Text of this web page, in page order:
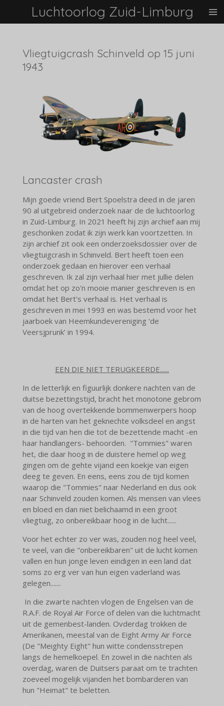
hoofdinhoud
Luchtoorlog Zuid-Limburg
Vliegtuigcrash Schinveld op 15 juni
1943
Lancaster crash
Mijn goede vriend Bert Spoelstra deed in de jaren
90 al uitgebreid onderzoek naar de de luchtoorlog
in Zuid-Limburg. In 2021 heeft hij zijn archief aan mij
geschonken zodat ik zijn werk kan voortzetten. In
zijn archief zit ook een onderzoeksdossier over de
vliegtuigcrash in Schinveld. Bert heeft toen een
onderzoek gedaan en hierover een verhaal
geschreven. Ik zal zijn verhaal hier met jullie delen
omdat het op zo'n mooie manier geschreven is en
omdat het Bert's verhaal is. Het verhaal is
geschreven in mei 1993 en was bestemd voor het
jaarboek van Heemkundevereniging ‘de
Veersjprunk’ in 1994.
EEN DIE NIET TERUGKEERDE......
In de letterlijk en figuurlijk donkere nachten van de
duitse bezettingstijd, bracht het monotone gebrom
van de hoog overtekkende bommenwerpers hoop
in de harten van het geknechte volksdeel en angst
in die tijd van hen die tot de bezettende macht -en
haar handlangers- behoorden. "Tommies" waren
het, die daar hoog in de duistere hemel op weg
gingen om de gehte vijand een koekje van eigen
deeg te geven. En eens, eens zou de tijd komen
waarop die "Tommies" naar Nederland en dus ook
naar Schinveld zouden komen. Als mensen van vlees
en bloed en dan niet belichaamd in een groot
vliegtuig, zo onbereikbaar hoog in de lucht......
Voor het echter zo ver was, zouden nog heel veel,
te veel, van die "onbereikbaren" uit de lucht komen
vallen en hun jonge leven eindigen in een land dat
soms zo erg ver van hun eigen vaderland was
gelegen.......
In die zwarte nachten vlogen de Engelsen van de
R.A.F. de Royal Air Force of delen van die luchtmacht
uit de gemenbest-landen. Ovderdag trokken de
Amerikanen, meestal van de Eight Army Air Force
(De "Meighty Eight" hun witte condensstrepen
langs de hemelkoepel. En zowel in die nachten als
overdag, waren de Duitsers paraat om te trachten
zoeveel mogelijk vijanden het bombarderen van
hun "Heimat" te beletten.